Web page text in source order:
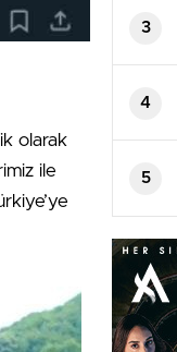
olarak
ile
3
4
5